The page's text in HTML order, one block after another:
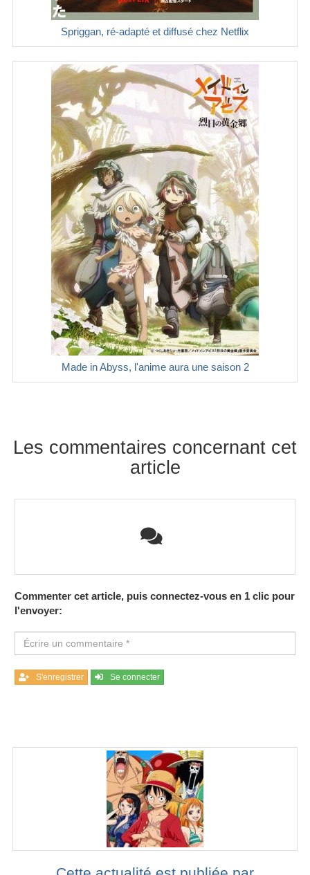
Spriggan, ré-adapté et diffusé chez Netflix
Made in Abyss, l'anime aura une saison 2
Les commentaires concernant cet
article
Commenter cet article, puis connectez-vous en 1 clic pour
l'envoyer:
S'enregistrer Se connecter